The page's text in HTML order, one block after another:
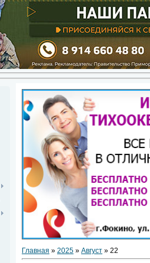
Главная » 2025 » Август » 22